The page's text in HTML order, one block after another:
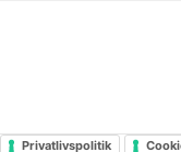
Privatlivspolitik